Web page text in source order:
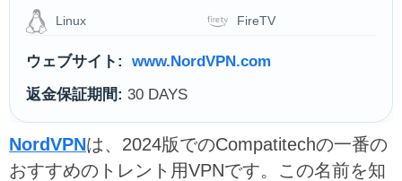
Linux FireTV
ウェブサイト:
www.NordVPN.com
返金保証期間: 30 DAYS
NordVPNは、2024版でのCompatitechの一番の
おすすめのトレント用VPNです。この名前を知